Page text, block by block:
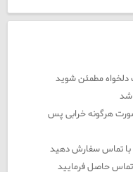
مطمئن شوید
هرگونه خرابی پس
تماس سفارش دهید
حاصل فرمایید